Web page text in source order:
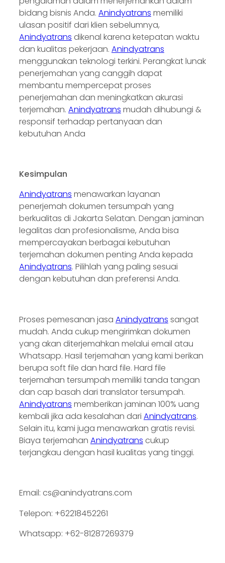
bidang bisnis Anda. Anindyatrans memiliki
ulasan positif dari klien sebelumnya,
Anindyatrans dikenal karena ketepatan waktu
dan kualitas pekerjaan. Anindyatrans
menggunakan teknologi terkini. Perangkat lunak
penerjemahan yang canggih dapat
membantu mempercepat proses
penerjemahan dan meningkatkan akurasi
terjemahan. Anindyatrans mudah dihubungi &
responsif terhadap pertanyaan dan
kebutuhan Anda
Kesimpulan
Anindyatrans menawarkan layanan
penerjemah dokumen tersumpah yang
berkualitas di Jakarta Selatan. Dengan jaminan
legalitas dan profesionalisme, Anda bisa
mempercayakan berbagai kebutuhan
terjemahan dokumen penting Anda kepada
Anindyatrans. Pilihlah yang paling sesuai
dengan kebutuhan dan preferensi Anda.
Proses pemesanan jasa Anindyatrans sangat
mudah. Anda cukup mengirimkan dokumen
yang akan diterjemahkan melalui email atau
Whatsapp. Hasil terjemahan yang kami berikan
berupa soft file dan hard file. Hard file
terjemahan tersumpah memiliki tanda tangan
dan cap basah dari translator tersumpah.
Anindyatrans memberikan jaminan 100% uang
kembali jika ada kesalahan dari Anindyatrans.
Selain itu, kami juga menawarkan gratis revisi.
Biaya terjemahan Anindyatrans cukup
terjangkau dengan hasil kualitas yang tinggi.
Email: cs@anindyatrans.com
Telepon: +62218452261
Whatsapp: +62-81287269379